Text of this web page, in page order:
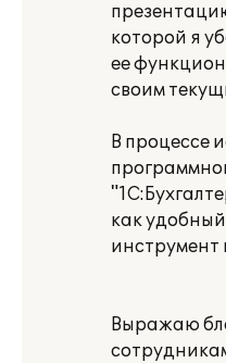
которой я
ее
своим
В процессе
как
инструмент
Выражаю